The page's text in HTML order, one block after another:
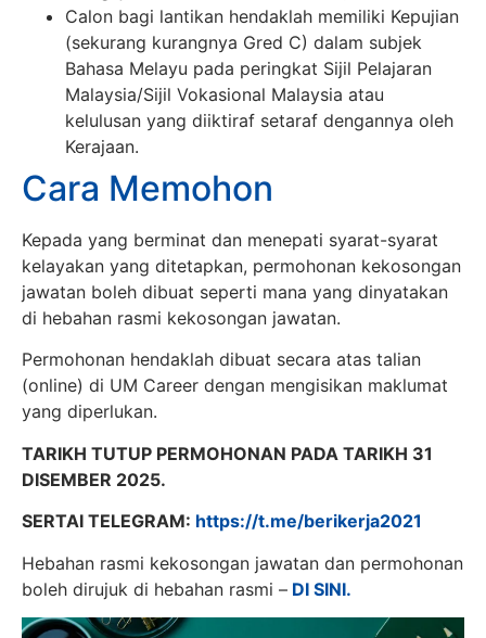
Calon bagi lantikan hendaklah memiliki Kepujian
(sekurang kurangnya Gred C) dalam subjek
Bahasa Melayu pada peringkat Sijil Pelajaran
Malaysia/Sijil Vokasional Malaysia atau
kelulusan yang diiktiraf setaraf dengannya oleh
Kerajaan.
Cara Memohon
Kepada yang berminat dan menepati syarat-syarat
kelayakan yang ditetapkan, permohonan kekosongan
jawatan boleh dibuat seperti mana yang dinyatakan
di hebahan rasmi kekosongan jawatan.
Permohonan hendaklah dibuat secara atas talian
(online) di UM Career dengan mengisikan maklumat
yang diperlukan.
TARIKH TUTUP PERMOHONAN PADA TARIKH 31
DISEMBER 2025.
SERTAI TELEGRAM: https://t.me/berikerja2021
Hebahan rasmi kekosongan jawatan dan permohonan
boleh dirujuk di hebahan rasmi – DI SINI.